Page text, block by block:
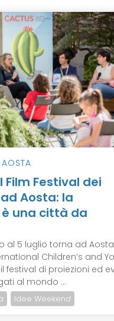
AOSTA
Film Festival dei
Aosta: la
una città da
al 5 luglio torna ad Aosta
Children’s and
il festival di proiezioni ed
al mondo ...
Idee Weekend